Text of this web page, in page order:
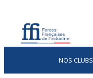
NOS CLUBS